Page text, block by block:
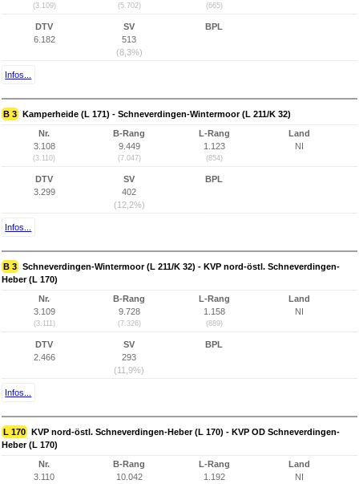
(3.109) (5.702) (665)
DTV
6.182
SV
513
(8,3%)
BPL
Infos...
B 3 Kamperheide (L 171) - Schneverdingen-Wintermoor (L 211/K 32)
Nr.
3.108
(3.110)
B-Rang
9.449
(7.047)
L-Rang
1.123
(854)
Land
NI
DTV
3.299
SV
402
(12,2%)
BPL
Infos...
B 3 Schneverdingen-Wintermoor (L 211/K 32) - KVP nord-östl. Schneverdingen-
Heber (L 170)
Nr.
3.109
(3.111)
B-Rang
9.728
(7.326)
L-Rang
1.158
(889)
Land
NI
DTV
2.466
SV
293
(11,9%)
BPL
Infos...
L 170 KVP nord-östl. Schneverdingen-Heber (L 170) - KVP OD Schneverdingen-
Heber (L 170)
Nr.
3.110
B-Rang
10.042
L-Rang
1.192
Land
NI